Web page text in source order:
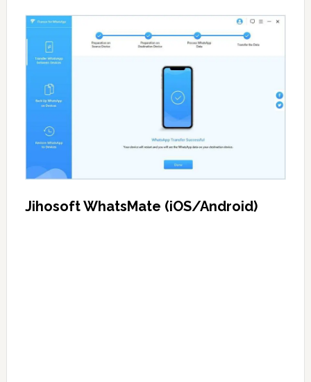
Jihosoft WhatsMate (iOS/Android)